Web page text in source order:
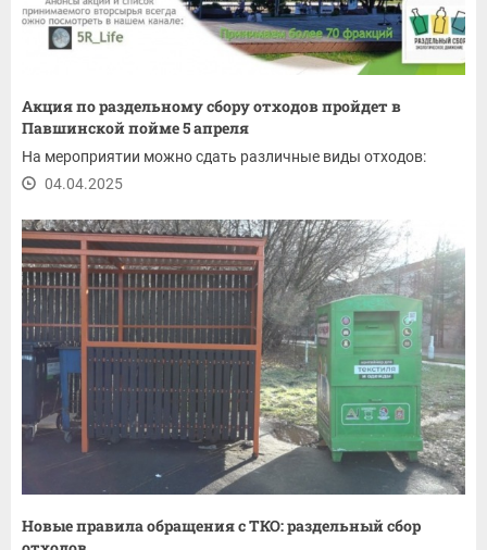
Акция по раздельному сбору отходов пройдет в
Павшинской пойме 5 апреля
На мероприятии можно сдать различные виды отходов:
04.04.2025
Новые правила обращения с ТКО: раздельный сбор